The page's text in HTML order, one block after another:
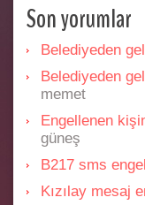
Son yorumlar
Belediyeden
Belediyeden
memet
Engellenen
güneş
B217 sms
Kızılay mesaj